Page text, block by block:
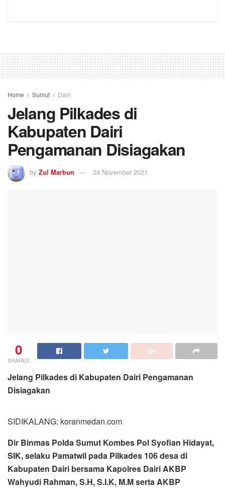
Home Sumut Dairi
Jelang Pilkades di
Kabupaten Dairi
Pengamanan Disiagakan
by Zul Marbun 24 November 2021
0
SHARES
Jelang Pilkades di Kabupaten Dairi Pengamanan
Disiagakan
SIDIKALANG: koranmedan.com
Dir Binmas Polda Sumut Kombes Pol Syofian Hidayat,
SIK, selaku Pamatwil pada Pilkades 106 desa di
Kabupaten Dairi bersama Kapolres Dairi AKBP
Wahyudi Rahman, S.H, S.I.K, M.M serta AKBP